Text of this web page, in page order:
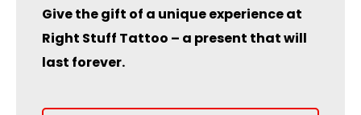
Give the gift of a unique experience at
Right Stuff Tattoo – a present that will
last forever.